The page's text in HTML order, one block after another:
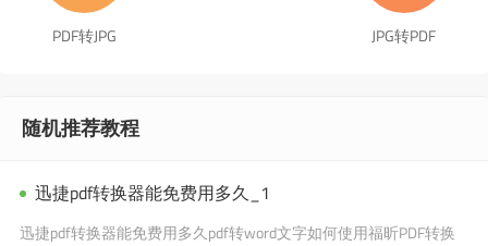
PDF转JPG JPG转PDF
随机推荐教程
迅捷pdf转换器能免费用多久_1
迅捷pdf转换器能免费用多久pdf转word文字如何使用福昕PDF转换